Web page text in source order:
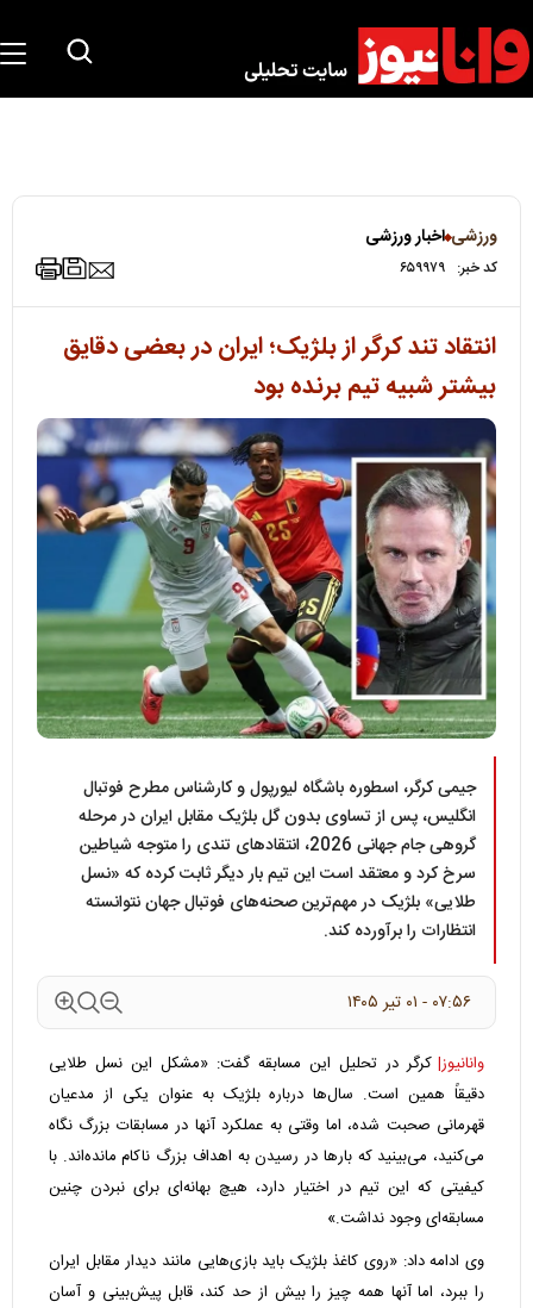
ورزشی اخبار ورزشی
کد خبر: ۶۵۹۹۷۹
انتقاد تند کرگر از بلژیک؛ ایران در بعضی دقایق
بیشتر شبیه تیم برنده بود
جیمی کرگر، اسطوره باشگاه لیورپول و کارشناس مطرح فوتبال
انگلیس، پس از تساوی بدون گل بلژیک مقابل ایران در مرحله
گروهی جام جهانی 2026، انتقادهای تندی را متوجه شیاطین
سرخ کرد و معتقد است این تیم بار دیگر ثابت کرده که «نسل
طلایی» بلژیک در مهم‌ترین صحنه‌های فوتبال جهان نتوانسته
انتظارات را برآورده کند.
۰۷:۵۶ - ۰۱ تير ۱۴۰۵
وانانیوز| کرگر در تحلیل این مسابقه گفت: «مشکل این نسل طلایی
دقیقاً همین است. سال‌ها درباره بلژیک به عنوان یکی از مدعیان
قهرمانی صحبت شده، اما وقتی به عملکرد آنها در مسابقات بزرگ نگاه
می‌کنید، می‌بینید که بارها در رسیدن به اهداف بزرگ ناکام مانده‌اند. با
کیفیتی که این تیم در اختیار دارد، هیچ بهانه‌ای برای نبردن چنین
مسابقه‌ای وجود نداشت.»
وی ادامه داد: «روی کاغذ بلژیک باید بازی‌هایی مانند دیدار مقابل ایران
را ببرد، اما آنها همه چیز را بیش از حد کند، قابل پیش‌بینی و آسان